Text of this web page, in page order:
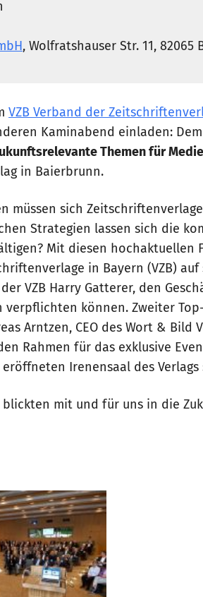
, Wolfratshauser Str. 11, 82065
VZB Verband der
Kaminabend einladen: Dem
Themen für
in Baierbrunn.
müssen sich
Strategien lassen sich die
Mit diesen hochaktuellen
in Bayern (VZB) auf
VZB Harry Gatterer, den
verpflichten können. Zweiter
Arntzen, CEO des Wort & Bild
Rahmen für das exklusive
Irenensaal des
mit und für uns in die